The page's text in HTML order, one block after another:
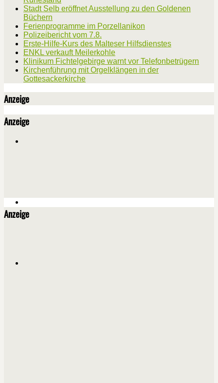
Stadt Selb eröffnet Ausstellung zu den Goldenen
Büchern
Ferienprogramme im Porzellanikon
Polizeibericht vom 7.8.
Erste-Hilfe-Kurs des Malteser Hilfsdienstes
ENKL verkauft Meilerkohle
Klinikum Fichtelgebirge warnt vor Telefonbetrügern
Kirchenführung mit Orgelklängen in der
Gottesackerkirche
Anzeige
Anzeige
Anzeige